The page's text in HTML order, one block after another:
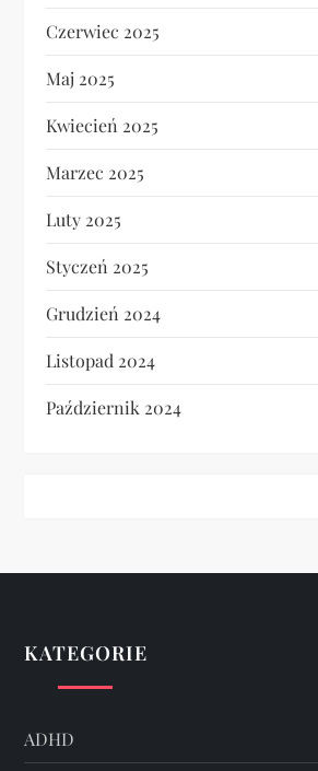
Czerwiec 2025
Maj 2025
Kwiecień 2025
Marzec 2025
Luty 2025
Styczeń 2025
Grudzień 2024
Listopad 2024
Październik 2024
KATEGORIE
ADHD